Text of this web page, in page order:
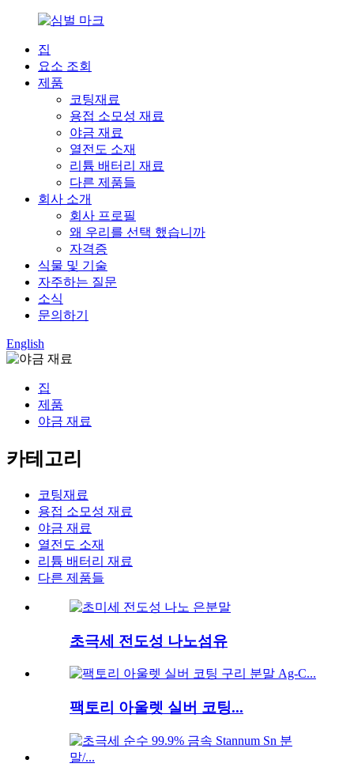
집
요소 조회
제품
코팅재료
용접 소모성 재료
야금 재료
열전도 소재
리튬 배터리 재료
다른 제품들
회사 소개
회사 프로필
왜 우리를 선택 했습니까
자격증
식물 및 기술
자주하는 질문
소식
문의하기
English
집
제품
야금 재료
카테고리
코팅재료
용접 소모성 재료
야금 재료
열전도 소재
리튬 배터리 재료
다른 제품들
초극세 전도성 나노섬유
팩토리 아울렛 실버 코팅...